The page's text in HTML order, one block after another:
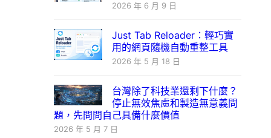
2026 年 6 月 9 日
Just Tab Reloader：輕巧實
用的網頁隨機自動重整工具
2026 年 5 月 18 日
台灣除了科技業還剩下什麼？
停止無效焦慮和製造無意義問
題，先問問自己具備什麼價值
2026 年 5 月 7 日